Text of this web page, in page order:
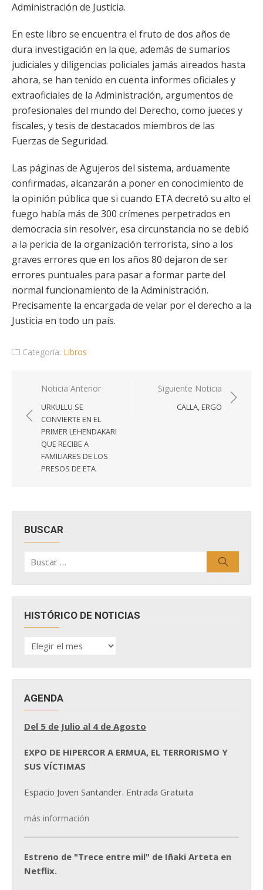
Administración de Justicia.
En este libro se encuentra el fruto de dos años de
dura investigación en la que, además de sumarios
judiciales y diligencias policiales jamás aireados hasta
ahora, se han tenido en cuenta informes oficiales y
extraoficiales de la Administración, argumentos de
profesionales del mundo del Derecho, como jueces y
fiscales, y tesis de destacados miembros de las
Fuerzas de Seguridad.
Las páginas de Agujeros del sistema, arduamente
confirmadas, alcanzarán a poner en conocimiento de
la opinión pública que si cuando ETA decretó su alto el
fuego había más de 300 crímenes perpetrados en
democracia sin resolver, esa circunstancia no se debió
a la pericia de la organización terrorista, sino a los
graves errores que en los años 80 dejaron de ser
errores puntuales para pasar a formar parte del
normal funcionamiento de la Administración.
Precisamente la encargada de velar por el derecho a la
Justicia en todo un país.
Categoría: Libros
Navegación
entradas
Noticia Anterior
URKULLU SE
CONVIERTE EN EL
PRIMER LEHENDAKARI
QUE RECIBE A
FAMILIARES DE LOS
PRESOS DE ETA
Siguiente Noticia
CALLA, ERGO
BUSCAR
por:
HISTÓRICO DE NOTICIAS
HISTÓRICO
DE
AGENDA
Del 5 de Julio al 4 de Agosto
EXPO DE HIPERCOR A ERMUA, EL TERRORISMO Y
SUS VÍCTIMAS
Espacio Joven Santander. Entrada Gratuita
más información
Estreno de "Trece entre mil" de Iñaki Arteta en
Netflix.